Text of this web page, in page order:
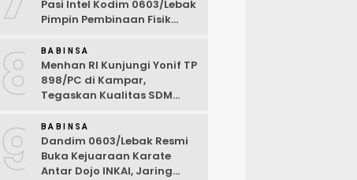
Pasi Intel Kodim 0603/Lebak
Pimpin Pembinaan Fisik
8 BABINSA
Menhan RI Kunjungi Yonif TP
898/PC di Kampar,
Tegaskan Kualitas SDM
9 BABINSA
Dandim 0603/Lebak Resmi
Buka Kejuaraan Karate
Antar Dojo INKAI, Jaring